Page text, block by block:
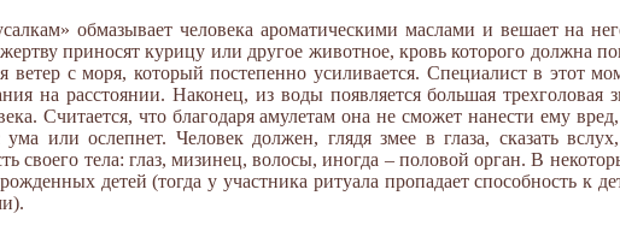
обмазывает человека ароматическими маслами и вешает на
приносят курицу или другое животное, кровь которого должна
ветер с моря, который постепенно усиливается. Специалист в этот
на расстоянии. Наконец, из воды появляется большая трехголовая
Считается, что благодаря амулетам она не сможет нанести ему
или ослепнет. Человек должен, глядя змее в глаза, сказать
своего тела: глаз, мизинец, волосы, иногда – половой орган. В
детей (тогда у участника ритуала пропадает способность к